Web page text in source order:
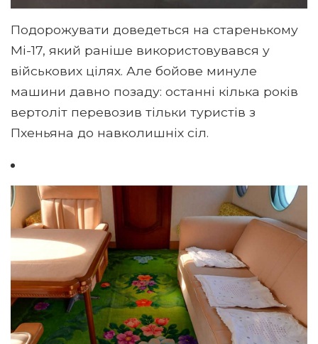
Подорожувати доведеться на старенькому
Мі-17, який раніше використовувався у
військових цілях. Але бойове минуле
машини давно позаду: останні кілька років
вертоліт перевозив тільки туристів з
Пхеньяна до навколишніх сіл.